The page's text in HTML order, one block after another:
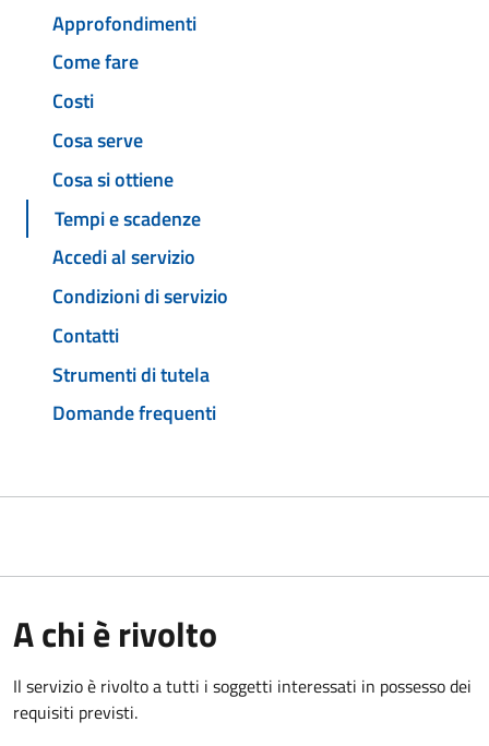
Approfondimenti
Come fare
Costi
Cosa serve
Cosa si ottiene
Tempi e scadenze
Accedi al servizio
Condizioni di servizio
Contatti
Strumenti di tutela
Domande frequenti
A chi è rivolto
Il servizio è rivolto a tutti i soggetti interessati in possesso dei
requisiti previsti.